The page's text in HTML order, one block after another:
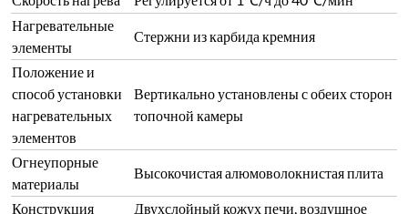
Нагревательные
элементы
Стержни из карбида кремния
Положение и
способ установки
нагревательных
элементов
Вертикально установлены с обеих сторон
топочной камеры
Огнеупорные
материалы
Высокочистая алюмоволокнистая плита
Конструкция
Двухслойный кожух печи, воздушное